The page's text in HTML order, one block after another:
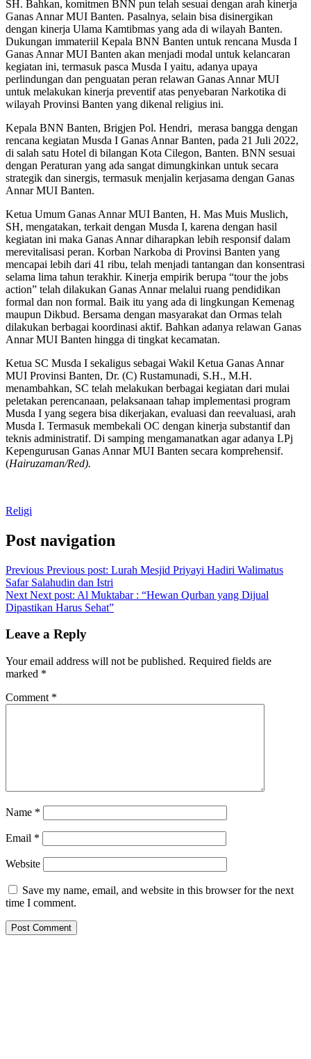
SH. Bahkan, komitmen BNN pun telah sesuai dengan arah kinerja
Ganas Annar MUI Banten. Pasalnya, selain bisa disinergikan
dengan kinerja Ulama Kamtibmas yang ada di wilayah Banten.
Dukungan immateriil Kepala BNN Banten untuk rencana Musda I
Ganas Annar MUI Banten akan menjadi modal untuk kelancaran
kegiatan ini, termasuk pasca Musda I yaitu, adanya upaya
perlindungan dan penguatan peran relawan Ganas Annar MUI
untuk melakukan kinerja preventif atas penyebaran Narkotika di
wilayah Provinsi Banten yang dikenal religius ini.
Kepala BNN Banten, Brigjen Pol. Hendri, merasa bangga dengan
rencana kegiatan Musda I Ganas Annar Banten, pada 21 Juli 2022,
di salah satu Hotel di bilangan Kota Cilegon, Banten. BNN sesuai
dengan Peraturan yang ada sangat dimungkinkan untuk secara
strategik dan sinergis, termasuk menjalin kerjasama dengan Ganas
Annar MUI Banten.
Ketua Umum Ganas Annar MUI Banten, H. Mas Muis Muslich,
SH, mengatakan, terkait dengan Musda I, karena dengan hasil
kegiatan ini maka Ganas Annar diharapkan lebih responsif dalam
merevitalisasi peran. Korban Narkoba di Provinsi Banten yang
mencapai lebih dari 41 ribu, telah menjadi tantangan dan konsentrasi
selama lima tahun terakhir. Kinerja empirik berupa “tour the jobs
action” telah dilakukan Ganas Annar melalui ruang pendidikan
formal dan non formal. Baik itu yang ada di lingkungan Kemenag
maupun Dikbud. Bersama dengan masyarakat dan Ormas telah
dilakukan berbagai koordinasi aktif. Bahkan adanya relawan Ganas
Annar MUI Banten hingga di tingkat kecamatan.
Ketua SC Musda I sekaligus sebagai Wakil Ketua Ganas Annar
MUI Provinsi Banten, Dr. (C) Rustamunadi, S.H., M.H.
menambahkan, SC telah melakukan berbagai kegiatan dari mulai
peletakan perencanaan, pelaksanaan tahap implementasi program
Musda I yang segera bisa dikerjakan, evaluasi dan reevaluasi, arah
Musda I. Termasuk membekali OC dengan kinerja substantif dan
teknis administratif. Di samping mengamanatkan agar adanya LPj
Kepengurusan Ganas Annar MUI Banten secara komprehensif.
(Hairuzaman/Red).
Religi
Post navigation
Previous Previous post: Lurah Mesjid Priyayi Hadiri Walimatus
Safar Salahudin dan Istri
Next Next post: Al Muktabar : “Hewan Qurban yang Dijual
Dipastikan Harus Sehat”
Leave a Reply
Your email address will not be published. Required fields are
marked *
Comment *
Name *
Email *
Website
Save my name, email, and website in this browser for the next
time I comment.